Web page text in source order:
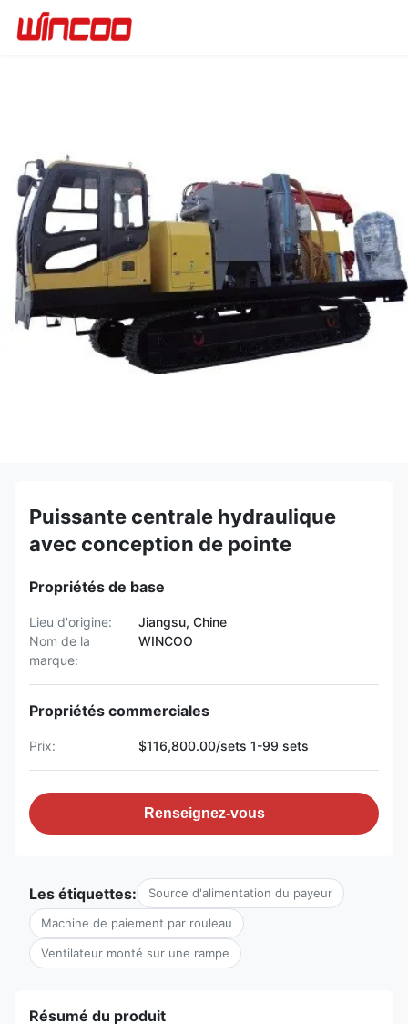
Puissante centrale hydraulique
avec conception de pointe
Propriétés de base
Lieu d'origine:
Jiangsu, Chine
Nom de la
marque:
WINCOO
Propriétés commerciales
Prix: $116,800.00/sets 1-99 sets
Renseignez-vous
Les étiquettes: Source d'alimentation du payeur
Machine de paiement par rouleau
Ventilateur monté sur une rampe
Résumé du produit